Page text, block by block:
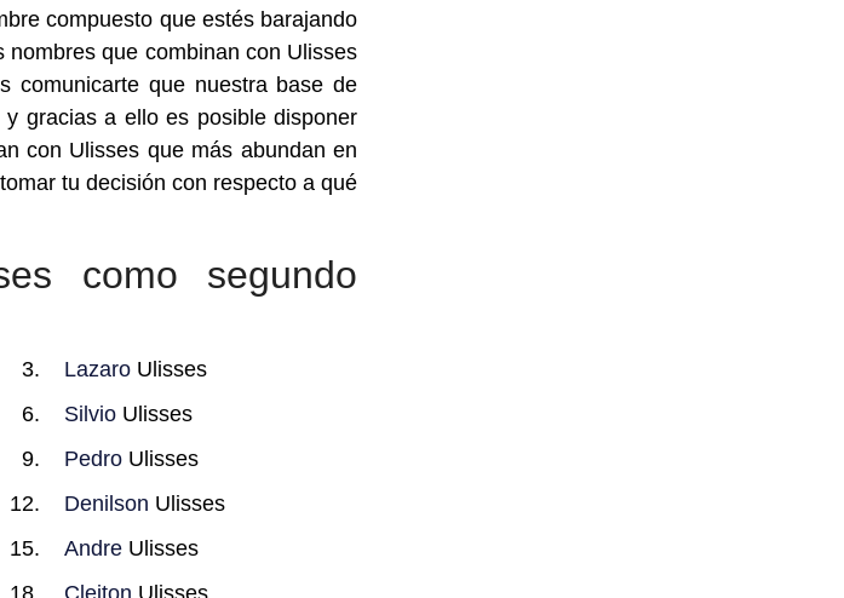
compuesto que estés barajando
que combinan con Ulisses
comunicarte que nuestra base de
gracias a ello es posible disponer
con Ulisses que más abundan en
tu decisión con respecto a qué
como segundo
Lazaro Ulisses
Silvio Ulisses
Pedro Ulisses
Denilson Ulisses
Andre Ulisses
Cleiton Ulisses